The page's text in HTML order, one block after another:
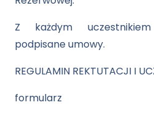
Z każdym
podpisane umowy.
REGULAMIN REKTUTACJI I
formularz